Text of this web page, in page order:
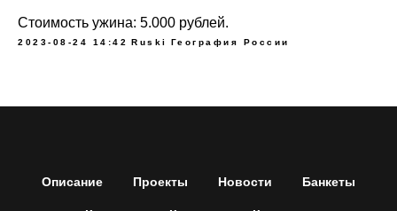
Стоимость ужина: 5.000 рублей.
2023-08-24 14:42 Ruski География России
Описание Проекты Новости Банкеты